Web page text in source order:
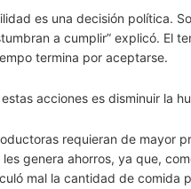
es una decisión política.
a cumplir” explicó. El
termina por aceptarse.
acciones es disminuir la
requieran de mayor
genera ahorros, ya que,
mal la cantidad de comida